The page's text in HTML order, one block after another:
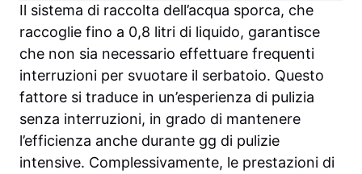
Il sistema di raccolta dell’acqua sporca, che
raccoglie fino a 0,8 litri di liquido, garantisce
che non sia necessario effettuare frequenti
interruzioni per svuotare il serbatoio. Questo
fattore si traduce in un’esperienza di pulizia
senza interruzioni, in grado di mantenere
l’efficienza anche durante gg di pulizie
intensive. Complessivamente, le prestazioni di